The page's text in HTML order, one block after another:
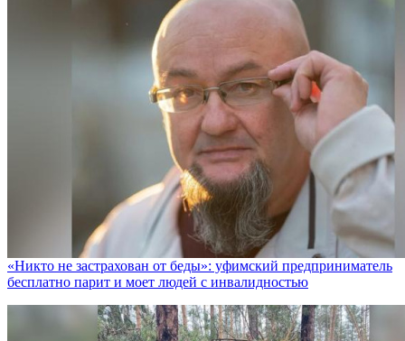
«Никто не заcтрахован от беды»: уфимский предприниматель
бесплатно парит и моет людей с инвалидностью